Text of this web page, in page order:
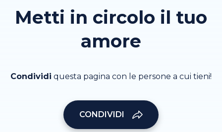
Metti in circolo il tuo
amore
Condividi questa pagina con le persone a cui tieni!
CONDIVIDI